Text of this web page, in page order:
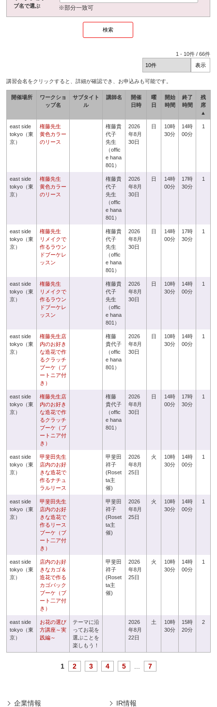
プ名で選ぶ
※部分一致可
1 - 10件 /66件
講習会名をクリックすると、詳細が確認でき、お申込みも可能です。
開催場所
ワークショ
ップ名
サブタイト
ル
講師名
開催
日時
曜
日
開始
時間
終了
時間
残
席
▲
east side
tokyo（東
京）
権藤先生
黄色カラー
のリース
権藤貴
代子
先生
（offic
e hana
801）
2026
年8月
30日
日
10時
30分
14時
00分
1
east side
tokyo（東
京）
権藤先生
黄色カラー
のリース
権藤貴
代子
先生
（offic
e hana
801）
2026
年8月
30日
日
14時
00分
17時
30分
1
east side
tokyo（東
京）
権藤先生
リメイクで
作るラウン
ドブーケレ
ッスン
権藤貴
代子
先生
（offic
e hana
801）
2026
年8月
30日
日
14時
00分
17時
30分
1
east side
tokyo（東
京）
権藤先生
リメイクで
作るラウン
ドブーケレ
ッスン
権藤貴
代子
先生
（offic
e hana
801）
2026
年8月
30日
日
10時
30分
14時
00分
1
east side
tokyo（東
京）
権藤先生店
内のお好き
な造花で作
るクラッチ
ブーケ（ブ
ートニア付
き）
権藤
貴代子
（offic
e hana
801）
2026
年8月
30日
日
10時
30分
14時
00分
1
east side
tokyo（東
京）
権藤先生店
内のお好き
な造花で作
るクラッチ
ブーケ（ブ
ートニア付
き）
権藤
貴代子
（offic
e hana
801）
2026
年8月
30日
日
14時
00分
17時
30分
1
east side
tokyo（東
京）
甲斐田先生
店内のお好
きな造花で
作るナチュ
ラルリース
甲斐田
祥子
(Roset
ta主
催)
2026
年8月
25日
火
10時
30分
14時
00分
1
east side
tokyo（東
京）
甲斐田先生
店内のお好
きな造花で
作るリース
ブーケ（ブ
ート二ア付
き）
甲斐田
祥子
(Roset
ta主
催)
2026
年8月
25日
火
10時
30分
14時
00分
1
east side
tokyo（東
京）
店内のお好
きなカゴ＆
造花で作る
カゴバック
ブーケ（ブ
ート二ア付
き）
甲斐田
祥子
(Roset
ta主
催)
2026
年8月
25日
火
10時
30分
14時
00分
1
east side
tokyo（東
京）
お花の選び
方講座～実
践編～
テーマに沿
ってお花を
選ぶことを
楽しもう！
2026
年8月
22日
土
10時
30分
15時
20分
2
1 2 3 4 5 7
企業情報 IR情報